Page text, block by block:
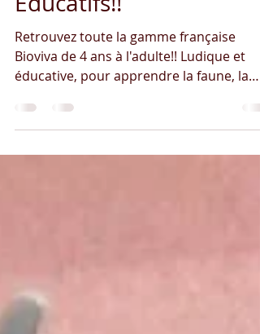
Des jeux Ludiques et
Educatifs!!
Bioviva de 4 ans à l'adulte!! Ludique et
éducative, pour apprendre la faune, la
flore, les différents...